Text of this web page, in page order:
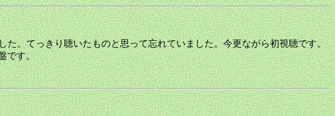
た。てっきり聴いたものと思って忘れていました。今更ながら初視聴です。
です。